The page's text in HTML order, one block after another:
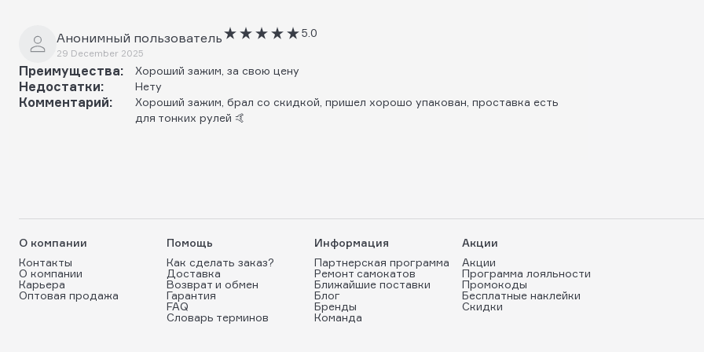
Анонимный пользователь
29 December 2025
5.0
Преимущества: Хороший зажим, за свою цену
Недостатки: Нету
Комментарий:
Хороший зажим, брал со скидкой, пришел хорошо упакован, проставка есть
для тонких рулей 🤙
О компании
Контакты
О компании
Карьера
Оптовая продажа
Помощь
Как сделать заказ?
Доставка
Возврат и обмен
Гарантия
FAQ
Словарь терминов
Информация
Партнерская программа
Ремонт самокатов
Ближайшие поставки
Блог
Бренды
Команда
Акции
Акции
Программа лояльности
Промокоды
Бесплатные наклейки
Скидки